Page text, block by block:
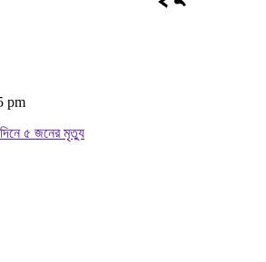
pm